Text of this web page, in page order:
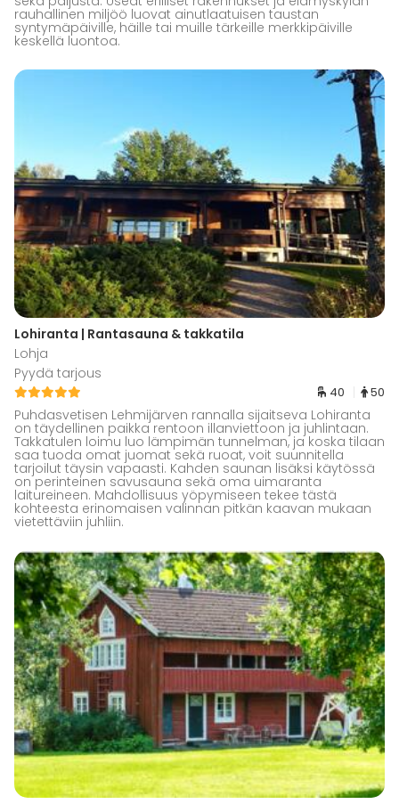
rauhallinen miljöö luovat ainutlaatuisen taustan
syntymäpäiville, häille tai muille tärkeille merkkipäiville
keskellä luontoa.
Lohiranta | Rantasauna & takkatila
Lohja
Pyydä tarjous
40 50
Puhdasvetisen Lehmijärven rannalla sijaitseva Lohiranta
on täydellinen paikka rentoon illanviettoon ja juhlintaan.
Takkatulen loimu luo lämpimän tunnelman, ja koska tilaan
saa tuoda omat juomat sekä ruoat, voit suunnitella
tarjoilut täysin vapaasti. Kahden saunan lisäksi käytössä
on perinteinen savusauna sekä oma uimaranta
laitureineen. Mahdollisuus yöpymiseen tekee tästä
kohteesta erinomaisen valinnan pitkän kaavan mukaan
vietettäviin juhliin.